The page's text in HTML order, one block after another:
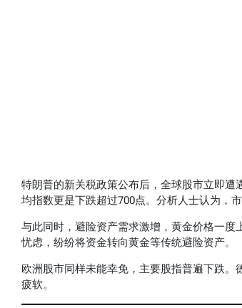
特朗普的新关税政策公布后，全球股市立即
均指数更是下跌超过700点。分析人士认为，
与此同时，避险资产需求激增，黄金价格一
忧虑，纷纷将资金转向黄金等传统避险资产。
欧洲股市同样未能幸免，主要股指普遍下跌。
疲软。